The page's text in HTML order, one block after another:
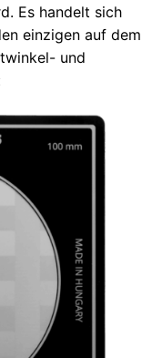
Es handelt sich
einzigen auf dem
und